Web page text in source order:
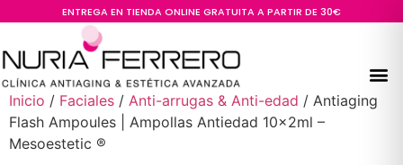
ENTREGA EN TIENDA ONLINE GRATUITA A PARTIR DE 30€
Inicio / Faciales / Anti-arrugas & Anti-edad / Antiaging
Flash Ampoules | Ampollas Antiedad 10x2ml –
Mesoestetic ®